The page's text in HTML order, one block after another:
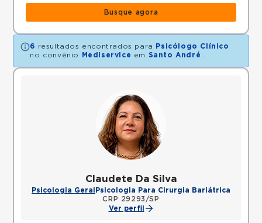
Busque agora
6 resultados encontrados para
Psicólogo Clínico
no convênio
Mediservice em Santo André
Claudete Da Silva
Psicologia Geral Psicologia Para Cirurgia Bariátrica
CRP 29293/SP
Ver perfil